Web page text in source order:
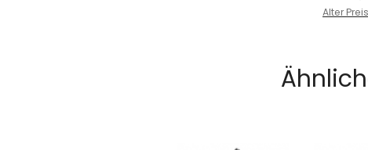
FLHR,
2024 -
Alter